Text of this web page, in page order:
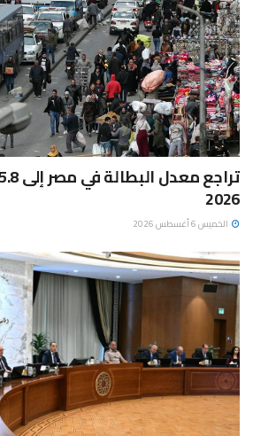
2026
الخميس 6 أغسطس 2026